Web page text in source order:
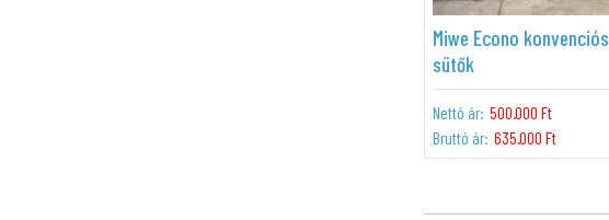
Miwe Econo konvenciós
sütők
Nettó ár: 500.000 Ft
Bruttó ár: 635.000 Ft